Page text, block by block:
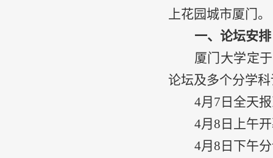
上花园城市厦门。
一、论坛安排
厦门大学定于
论坛及多个分学
4月 7 日全天
4月 8 日上午
4月 8 日下午